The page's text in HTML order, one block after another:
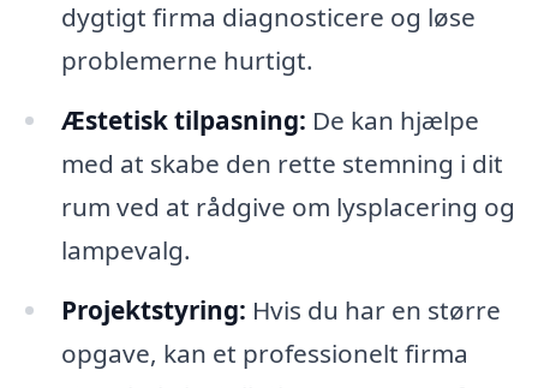
dygtigt firma diagnosticere og løse
problemerne hurtigt.
Æstetisk tilpasning: De kan hjælpe
med at skabe den rette stemning i dit
rum ved at rådgive om lysplacering og
lampevalg.
Projektstyring: Hvis du har en større
opgave, kan et professionelt firma